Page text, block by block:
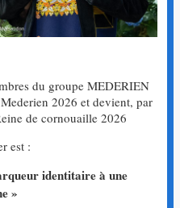
du groupe MEDERIEN
2026 et devient, par
de cornouaille 2026
est :
identitaire à une
»